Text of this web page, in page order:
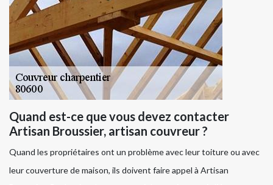
Quand est-ce que vous devez contacter
Artisan Broussier, artisan couvreur ?
Quand les propriétaires ont un problème avec leur toiture ou avec
leur couverture de maison, ils doivent faire appel à Artisan